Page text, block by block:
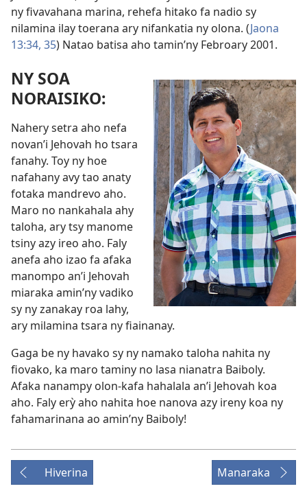
ny fivavahana marina, rehefa hitako fa nadio sy
nilamina ilay toerana ary nifankatia ny olona. (Jaona
13:34, 35) Natao batisa aho tamin’ny Febroary 2001.
NY SOA
NORAISIKO:
Nahery setra aho nefa
novan’i Jehovah ho tsara
fanahy. Toy ny hoe
nafahany avy tao anaty
fotaka mandrevo aho.
Maro no nankahala ahy
taloha, ary tsy manome
tsiny azy ireo aho. Faly
anefa aho izao fa afaka
manompo an’i Jehovah
miaraka amin’ny vadiko
sy ny zanakay roa lahy,
ary milamina tsara ny fiainanay.
Gaga be ny havako sy ny namako taloha nahita ny
fiovako, ka maro taminy no lasa nianatra Baiboly.
Afaka nanampy olon-kafa hahalala an’i Jehovah koa
aho. Faly erỳ aho nahita hoe nanova azy ireny koa ny
fahamarinana ao amin’ny Baiboly!
Hiverina Manaraka